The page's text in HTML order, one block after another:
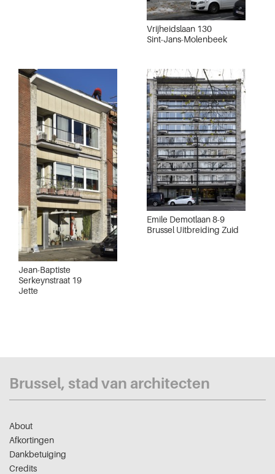
Vrijheidslaan 130
Sint-Jans-Molenbeek
Jean-Baptiste
Serkeynstraat 19
Jette
Emile Demotlaan 8-9
Brussel Uitbreiding Zuid
Brussel, stad van architecten
About
Afkortingen
Dankbetuiging
Credits